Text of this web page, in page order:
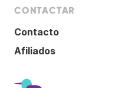
CONTACTAR
Contacto
Afiliados